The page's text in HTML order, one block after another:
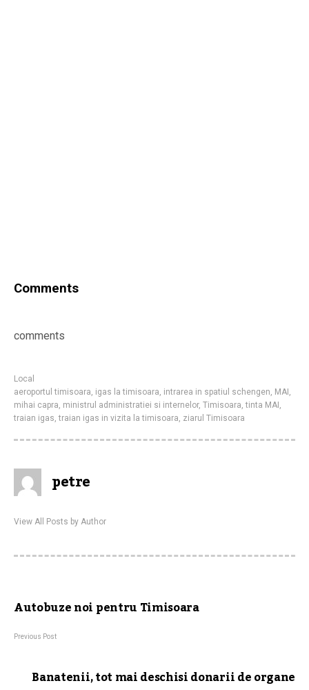
Comments
comments
Local
aeroportul timisoara, igas la timisoara, intrarea in spatiul schengen, MAI ,
mihai capra, ministrul administratiei si internelor, Timisoara,tinta MAI ,
traian igas,traian igas in vizita la timisoara, ziarul Timisoara
petre
View All Posts by Author
Autobuze noi pentru Timisoara
Previous Post
Banatenii, tot mai deschisi donarii de organe